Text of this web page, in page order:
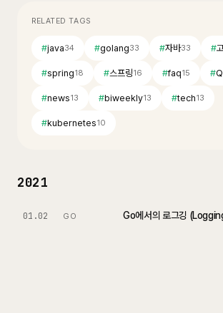
RELATED TAGS
#java34 #golang33 #자바33 #
#spring18 #스프링16 #faq15 #
#news13 #biweekly13 #tech13
#kubernetes10
2021
01.02 GO Go에서의 로그깅